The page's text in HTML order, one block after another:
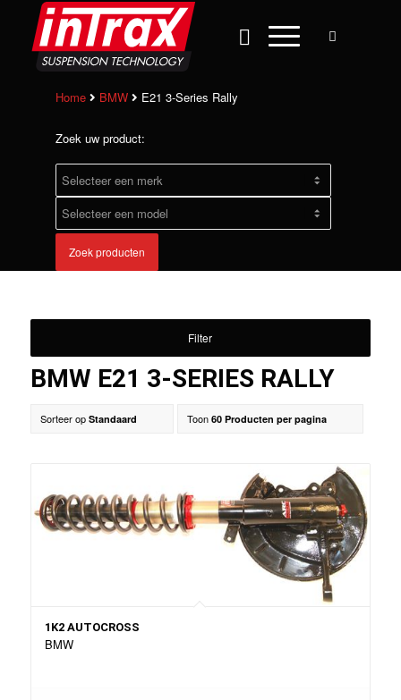
Home BMW E21 3-Series Rally
Zoek uw product:
Zoek producten
Filter
BMW E21 3-SERIES RALLY
Sorteer op Standaard Toon 60 Producten per pagina
1K2 AUTOCROSS
BMW